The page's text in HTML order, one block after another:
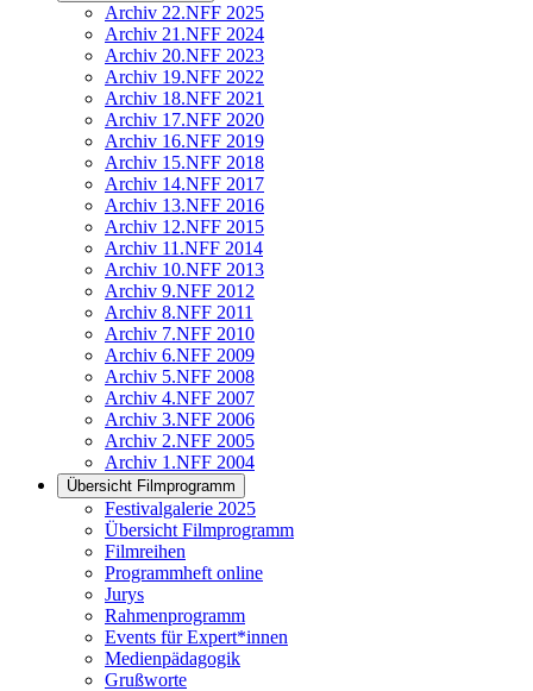
Archiv 22.NFF 2025
Archiv 21.NFF 2024
Archiv 20.NFF 2023
Archiv 19.NFF 2022
Archiv 18.NFF 2021
Archiv 17.NFF 2020
Archiv 16.NFF 2019
Archiv 15.NFF 2018
Archiv 14.NFF 2017
Archiv 13.NFF 2016
Archiv 12.NFF 2015
Archiv 11.NFF 2014
Archiv 10.NFF 2013
Archiv 9.NFF 2012
Archiv 8.NFF 2011
Archiv 7.NFF 2010
Archiv 6.NFF 2009
Archiv 5.NFF 2008
Archiv 4.NFF 2007
Archiv 3.NFF 2006
Archiv 2.NFF 2005
Archiv 1.NFF 2004
Übersicht Filmprogramm
Festivalgalerie 2025
Übersicht Filmprogramm
Filmreihen
Programmheft online
Jurys
Rahmenprogramm
Events für Expert*innen
Medienpädagogik
Grußworte